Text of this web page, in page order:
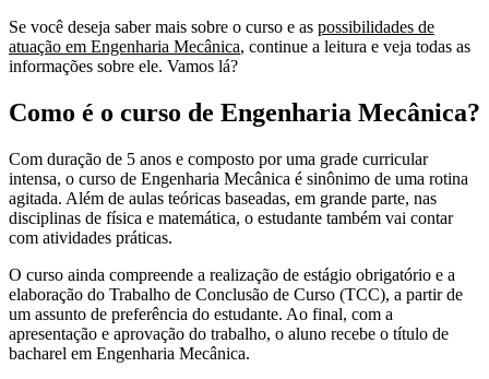
Se você deseja saber mais sobre o curso e as possibilidades de
atuação em Engenharia Mecânica, continue a leitura e veja todas as
informações sobre ele. Vamos lá?
Como é o curso de Engenharia Mecânica?
Com duração de 5 anos e composto por uma grade curricular
intensa, o curso de Engenharia Mecânica é sinônimo de uma rotina
agitada. Além de aulas teóricas baseadas, em grande parte, nas
disciplinas de física e matemática, o estudante também vai contar
com atividades práticas.
O curso ainda compreende a realização de estágio obrigatório e a
elaboração do Trabalho de Conclusão de Curso (TCC), a partir de
um assunto de preferência do estudante. Ao final, com a
apresentação e aprovação do trabalho, o aluno recebe o título de
bacharel em Engenharia Mecânica.